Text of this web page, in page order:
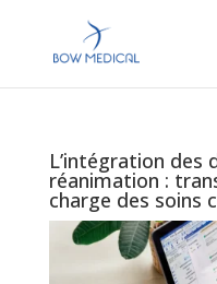
L’intégration des
réanimation :
charge des soins